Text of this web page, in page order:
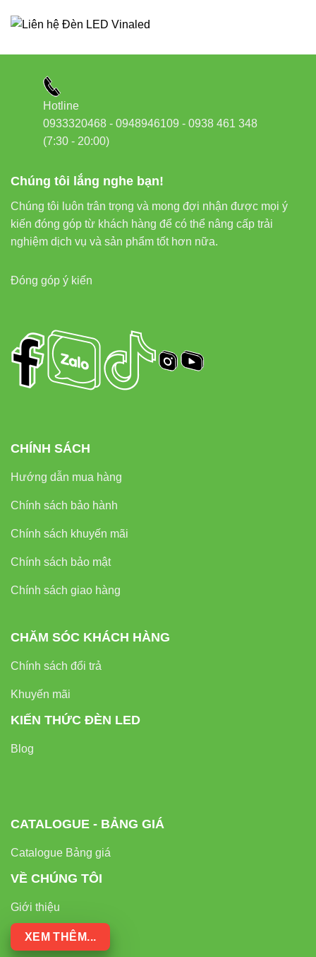
Chúng tôi lắng nghe bạn!
Chúng tôi luôn trân trọng và mong đợi nhận được mọi ý
kiến đóng góp từ khách hàng để có thể nâng cấp trải
nghiệm dịch vụ và sản phẩm tốt hơn nữa.
Đóng góp ý kiến
Hotline
0933320468 - 0948946109 - 0938 461 348
(7:30 - 20:00)
CHÍNH SÁCH
Hướng dẫn mua hàng
Chính sách bảo hành
Chính sách khuyến mãi
Chính sách bảo mật
Chính sách giao hàng
CHĂM SÓC KHÁCH HÀNG
Chính sách đổi trả
Khuyến mãi
KIẾN THỨC ĐÈN LED
Blog
CATALOGUE - BẢNG GIÁ
Catalogue Bảng giá
VỀ CHÚNG TÔI
Giới thiệu
XEM THÊM...